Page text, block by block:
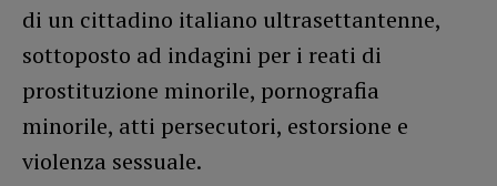
di un cittadino italiano ultrasettantenne,
sottoposto ad indagini per i reati di
prostituzione minorile, pornografia
minorile, atti persecutori, estorsione e
violenza sessuale.